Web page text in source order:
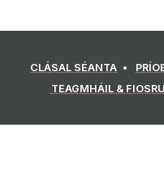
CLÁSAL SÉANTA
TEAGMHÁIL &